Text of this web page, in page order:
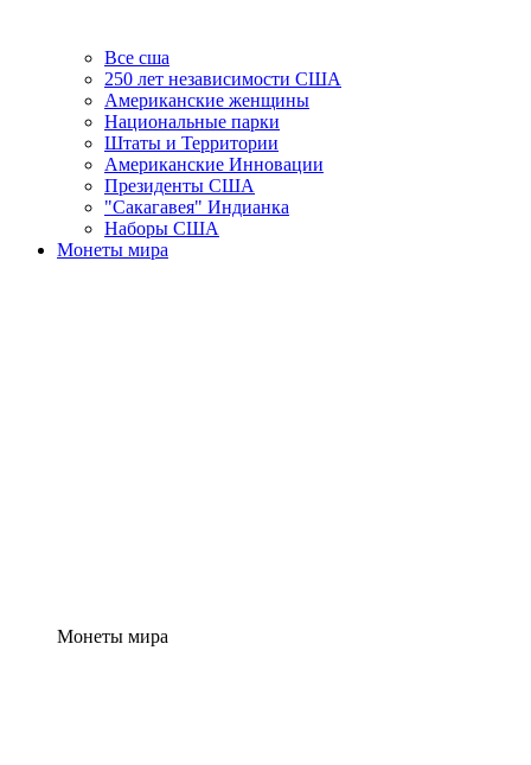
Все сша
250 лет независимости США
Американские женщины
Национальные парки
Штаты и Территории
Американские Инновации
Президенты США
"Сакагавея" Индианка
Наборы США
Монеты мира
Монеты мира